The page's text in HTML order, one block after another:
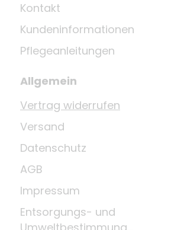
Kontakt
Kundeninformationen
Pflegeanleitungen
Allgemein
Vertrag widerrufen
Versand
Datenschutz
AGB
Impressum
Entsorgungs- und